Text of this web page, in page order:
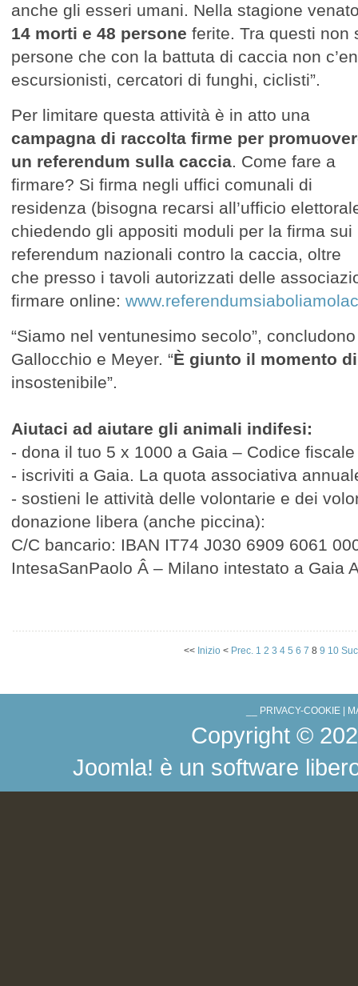
anche gli esseri umani. Nella stagione
14 morti e 48 persone ferite. Tra questi non
persone che con la battuta di caccia non
escursionisti, cercatori di funghi, ciclisti”.
Per limitare questa attività è in atto una
campagna di raccolta firme per
un referendum sulla caccia. Come fare a
firmare? Si firma negli uffici comunali di
residenza (bisogna recarsi all’ufficio
chiedendo gli appositi moduli per la firma sui
referendum nazionali contro la caccia, oltre
che presso i tavoli autorizzati delle
firmare online:
“Siamo nel ventunesimo secolo”,
Gallocchio e Meyer. “È giunto il momento
insostenibile”.
Aiutaci ad aiutare gli animali indifesi:
- dona il tuo 5 x 1000 a Gaia – Codice
- iscriviti a Gaia. La quota associativa
- sostieni le attività delle volontarie e dei
donazione libera (anche piccina):
C/C bancario: IBAN IT74 J030 6909 6061
IntesaSanPaolo Â – Milano intestato a Gaia
<< Inizio< Prec. 1 2 3 4 5 6 7 8 9 10
PRIVACY-COOKIE
Copyright ©
Joomla! è un software